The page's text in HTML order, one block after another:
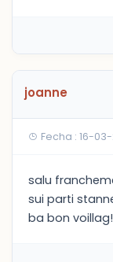
joanne
Fecha : 16-
salu
sui parti
ba bon